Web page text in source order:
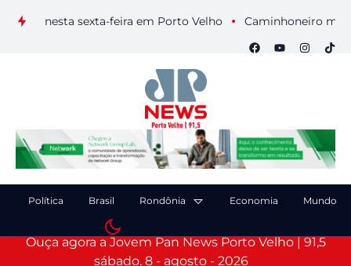
nesta sexta-feira em Porto Velho Caminhoneiro morre
Política Brasil Rondônia Economia Mundo
Ouça agora a Jovem Pan News Porto Velho | 91,5
sábado, 8 - agosto - 2026